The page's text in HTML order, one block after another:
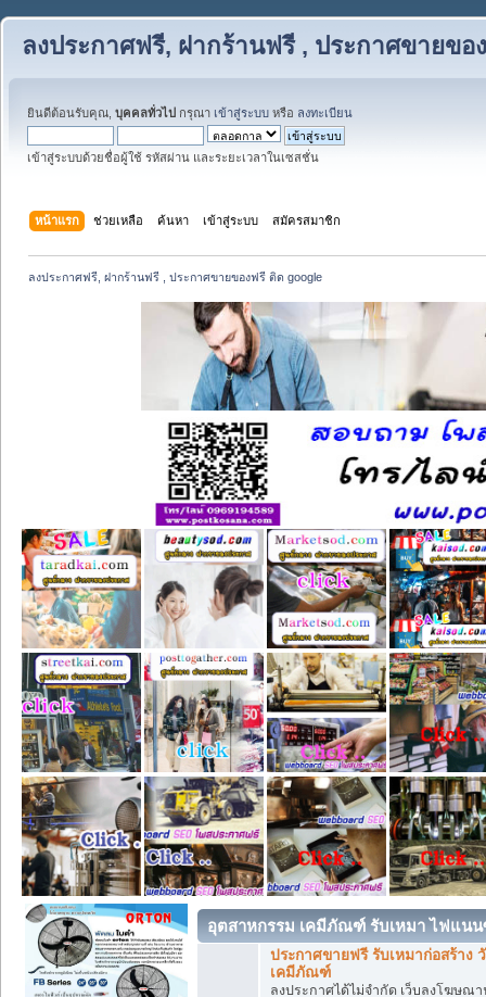
ลงประกาศฟรี, ฝากร้านฟรี , ประกาศขายขอ
ยินดีต้อนรับคุณ, บุคคลทั่วไป กรุณา เข้าสู่ระบบ หรือ ลงทะเบียน
เข้าสู่ระบบด้วยชื่อผู้ใช้ รหัสผ่าน และระยะเวลาในเซสชั่น
หน้าแรก ช่วยเหลือ ค้นหา เข้าสู่ระบบ สมัครสมาชิก
ลงประกาศฟรี, ฝากร้านฟรี , ประกาศขายของฟรี ติด google
อุตสาหกรรม เคมีภัณฑ์ รับเหมา ไฟแน
ประกาศขายฟรี รับเหมาก่อสร้าง
เคมีภัณฑ์
ลงประกาศได้ไม่จำกัด เว็บลงโฆษณ